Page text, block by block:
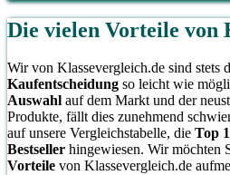
Die vielen Vorteile von
Wir von Klassevergleich.de sind stets
Kaufentscheidung so leicht wie
Auswahl auf dem Markt und der
Produkte, fällt dies zunehmend
auf unsere Vergleichstabelle, die Top
Bestseller hingewiesen. Wir möchten
Vorteile von Klassevergleich.de